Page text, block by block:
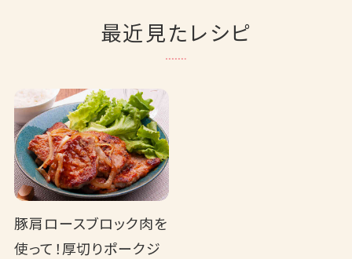
最近見たレシピ
豚肩ロースブロック肉を
使って！厚切りポークジ